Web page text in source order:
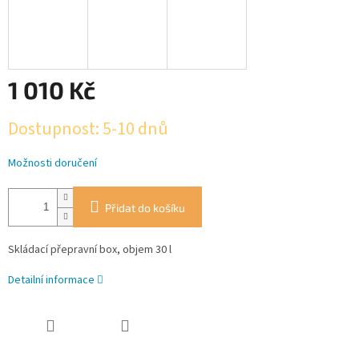
1 010 Kč
cena:
Dostupnost: 5-10 dnů
Možnosti doručení
Přidat do košíku
Skládací přepravní box, objem 30 l
Detailní informace